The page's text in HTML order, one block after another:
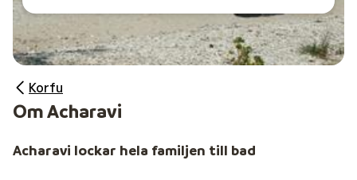
Korfu
Om Acharavi
Acharavi lockar hela familjen till bad